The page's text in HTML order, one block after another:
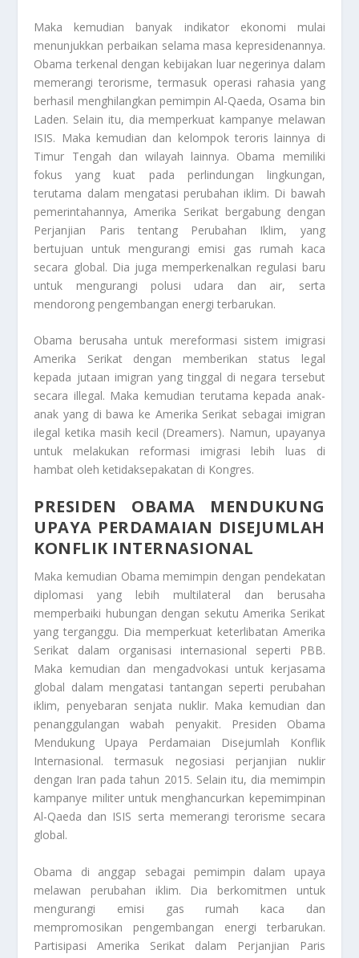
Maka kemudian banyak indikator ekonomi mulai
menunjukkan perbaikan selama masa kepresidenannya.
Obama terkenal dengan kebijakan luar negerinya dalam
memerangi terorisme, termasuk operasi rahasia yang
berhasil menghilangkan pemimpin Al-Qaeda, Osama bin
Laden. Selain itu, dia memperkuat kampanye melawan
ISIS. Maka kemudian dan kelompok teroris lainnya di
Timur Tengah dan wilayah lainnya. Obama memiliki
fokus yang kuat pada perlindungan lingkungan,
terutama dalam mengatasi perubahan iklim. Di bawah
pemerintahannya, Amerika Serikat bergabung dengan
Perjanjian Paris tentang Perubahan Iklim, yang
bertujuan untuk mengurangi emisi gas rumah kaca
secara global. Dia juga memperkenalkan regulasi baru
untuk mengurangi polusi udara dan air, serta
mendorong pengembangan energi terbarukan.
Obama berusaha untuk mereformasi sistem imigrasi
Amerika Serikat dengan memberikan status legal
kepada jutaan imigran yang tinggal di negara tersebut
secara illegal. Maka kemudian terutama kepada anak-
anak yang di bawa ke Amerika Serikat sebagai imigran
ilegal ketika masih kecil (Dreamers). Namun, upayanya
untuk melakukan reformasi imigrasi lebih luas di
hambat oleh ketidaksepakatan di Kongres.
PRESIDEN OBAMA MENDUKUNG
UPAYA PERDAMAIAN DISEJUMLAH
KONFLIK INTERNASIONAL
Maka kemudian Obama memimpin dengan pendekatan
diplomasi yang lebih multilateral dan berusaha
memperbaiki hubungan dengan sekutu Amerika Serikat
yang terganggu. Dia memperkuat keterlibatan Amerika
Serikat dalam organisasi internasional seperti PBB.
Maka kemudian dan mengadvokasi untuk kerjasama
global dalam mengatasi tantangan seperti perubahan
iklim, penyebaran senjata nuklir. Maka kemudian dan
penanggulangan wabah penyakit.
Presiden Obama
Mendukung Upaya Perdamaian Disejumlah Konflik
Internasional. termasuk negosiasi perjanjian nuklir
dengan Iran pada tahun 2015. Selain itu, dia memimpin
kampanye militer untuk menghancurkan kepemimpinan
Al-Qaeda dan ISIS serta memerangi terorisme secara
global.
Obama di anggap sebagai pemimpin dalam upaya
melawan perubahan iklim. Dia berkomitmen untuk
mengurangi emisi gas rumah kaca dan
mempromosikan pengembangan energi terbarukan.
Partisipasi Amerika Serikat dalam Perjanjian Paris